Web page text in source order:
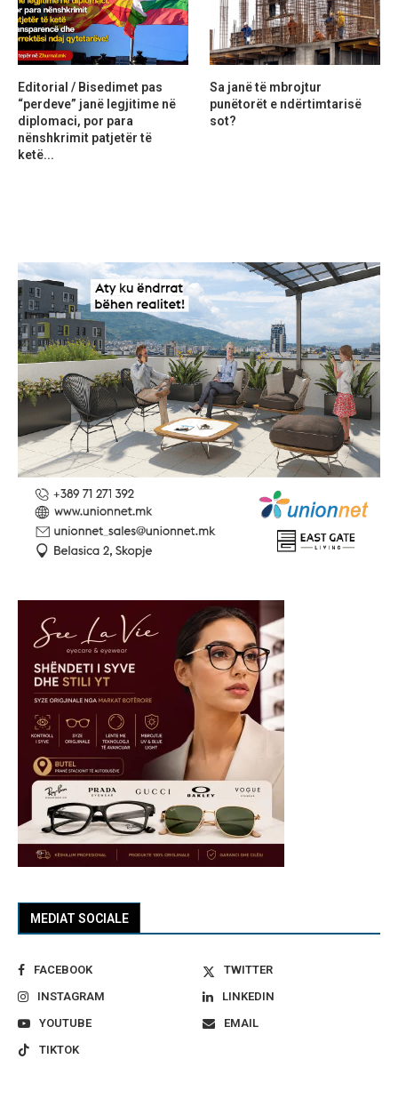
MEDIAT SOCIALE
FACEBOOK
TWITTER
INSTAGRAM
LINKEDIN
YOUTUBE
EMAIL
TIKTOK
Editorial / Bisedimet pas
“perdeve” janë legjitime në
diplomaci, por para
nënshkrimit patjetër të
ketë...
Sa janë të mbrojtur
punëtorët e ndërtimtarisë
sot?